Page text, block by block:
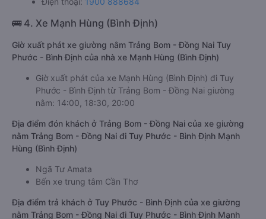
🚌 4. Xe Mạnh Hùng (Bình Định)
Giờ xuất phát xe giường nằm Trảng Bom - Đồng Nai Tuy
Phước - Bình Định của nhà xe Mạnh Hùng (Bình Định)
Giờ xuất phát của xe Mạnh Hùng (Bình Định) đi Tuy
Phước - Bình Định từ Trảng Bom - Đồng Nai giường
nằm: 14:00, 18:30, 20:00
Địa điểm đón khách ở Trảng Bom - Đồng Nai của xe giường
nằm Trảng Bom - Đồng Nai đi Tuy Phước - Bình Định Mạnh
Hùng (Bình Định)
Ngã Tư Amata
Bến xe trung tâm Cần Thơ
Địa điểm trả khách ở Tuy Phước - Bình Định của xe giường
nằm Trảng Bom - Đồng Nai đi Tuy Phước - Bình Định Mạnh